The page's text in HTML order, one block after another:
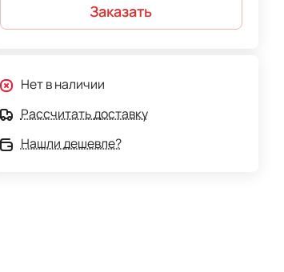
Заказать
Нет в наличии
Рассчитать доставку
Нашли дешевле?